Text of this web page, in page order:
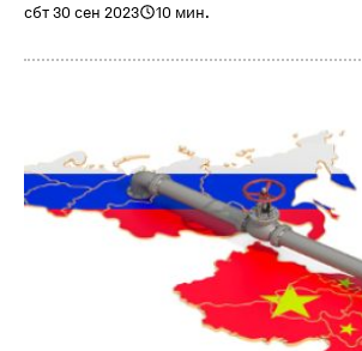
сбт 30 сен 2023 10 мин.